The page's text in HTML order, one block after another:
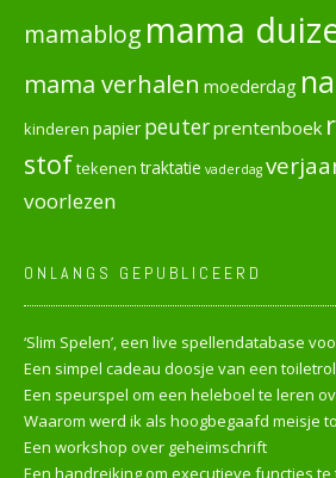
mamablog mama
mama verhalen moederdag
kinderen papier peuterprentenboek
stoftekenen traktatie vaderdag
voorlezen
ONLANGS GEPUBLICEERD
‘Slim Spelen’, een live spellendatabase
Een simpel cadeau doosje van een toiletrol
Een speurspel om een heleboel te leren
Waarom werd ik als hoogbegaafd meisje
Een workshop over geheimschrift
Een handreiking om executieve functies